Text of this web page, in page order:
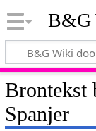
B&G
Brontekst
Spanjer